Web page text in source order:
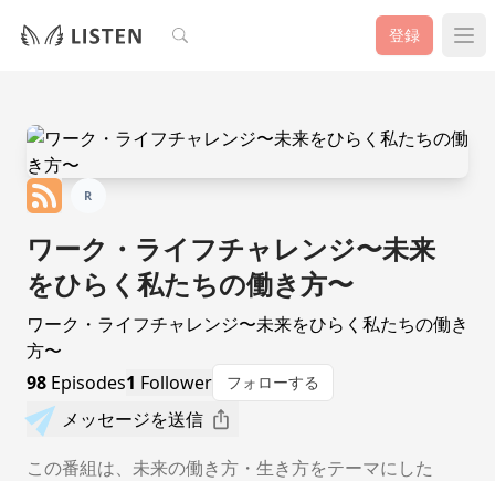
検索 登録
R
ワーク・ライフチャレンジ〜未来
をひらく私たちの働き方〜
ワーク・ライフチャレンジ〜未来をひらく私たちの働き
方〜
98 Episodes1 Follower フォローする
メッセージを送信
この番組は、未来の働き方・生き方をテーマにした